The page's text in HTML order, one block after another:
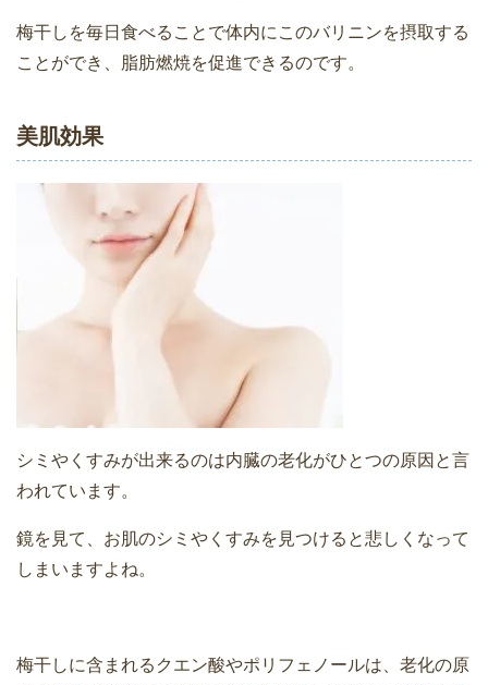
梅干しを毎日食べることで体内にこのバリニンを摂取する
ことができ、脂肪燃焼を促進できるのです。
美肌効果
シミやくすみが出来るのは内臓の老化がひとつの原因と言
われています。
鏡を見て、お肌のシミやくすみを見つけると悲しくなって
しまいますよね。
梅干しに含まれるクエン酸やポリフェノールは、老化の原